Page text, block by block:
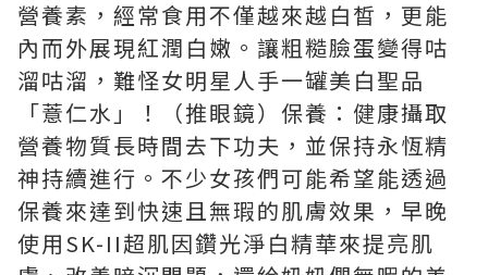
營養素，經常食用不僅越來越白皙，更能
內而外展現紅潤白嫩。讓粗糙臉蛋變得咕
溜咕溜，難怪女明星人手一罐美白聖品
「薏仁水」！（推眼鏡）保養：健康攝取
營養物質長時間去下功夫，並保持永恆精
神持續進行。不少女孩們可能希望能透過
保養來達到快速且無瑕的肌膚效果，早晚
使用SK-II超肌因鑽光淨白精華來提亮肌